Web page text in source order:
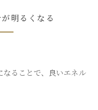
明るくなる
なることで、良いエネル